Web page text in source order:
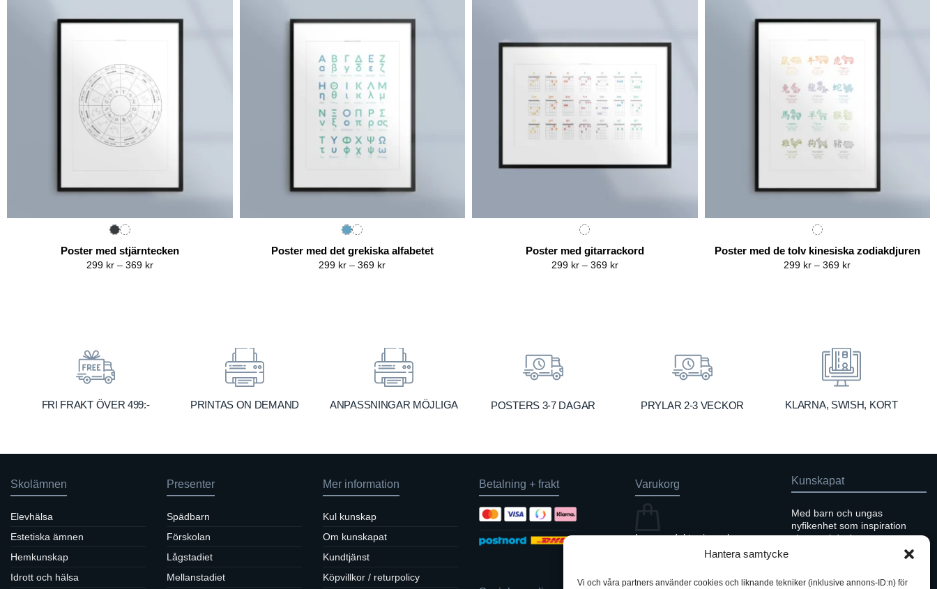
Hantera samtycke
Vi och våra partners använder cookies och liknande tekniker (inklusive annons-ID:n) för
Poster med stjärntecken
299 kr – 369 krPrice
Poster med det grekiska alfabetet
299 kr – 369 krPrice
Poster med gitarrackord
299 kr – 369 krPrice
Poster med de tolv kinesiska zodiakdjuren
299 kr – 369 krPrice
FRI FRAKT ÖVER 499:- PRINTAS ON DEMAND ANPASSNINGAR MÖJLIGA POSTERS 3-7 DAGAR PRYLAR 2-3 VECKOR KLARNA, SWISH, KORT
Skolämnen
Elevhälsa
Estetiska ämnen
Hemkunskap
Idrott och hälsa
Presenter
Spädbarn
Förskolan
Lågstadiet
Mellanstadiet
Mer information
Kul kunskap
Om kunskapat
Kundtjänst
Köpvillkor / returpolicy
Betalning + frakt Varukorg
Inga produkter i varukorgen.
GÅ TILLBAKA TILL
Kunskapat
Med barn och ungas
nyfikenhet som inspiration
skapar vi design som
förmedlar kunskap till en ny